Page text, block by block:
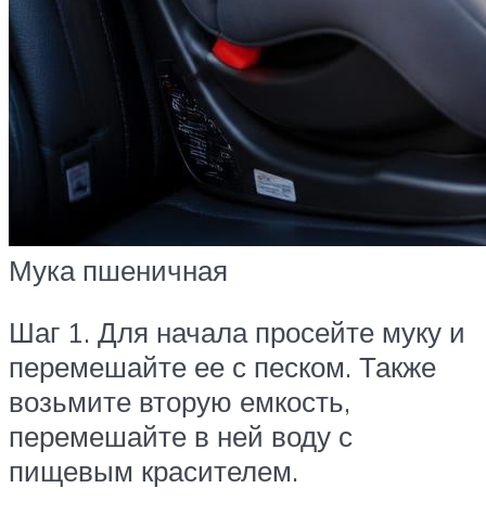
Мука пшеничная
Шаг 1. Для начала просейте муку и
перемешайте ее с песком. Также
возьмите вторую емкость,
перемешайте в ней воду с
пищевым красителем.